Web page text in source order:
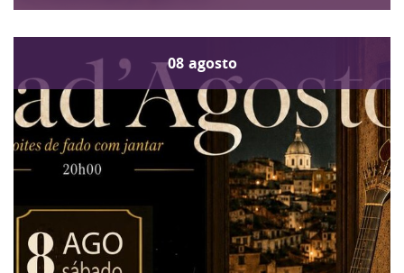
08 agosto